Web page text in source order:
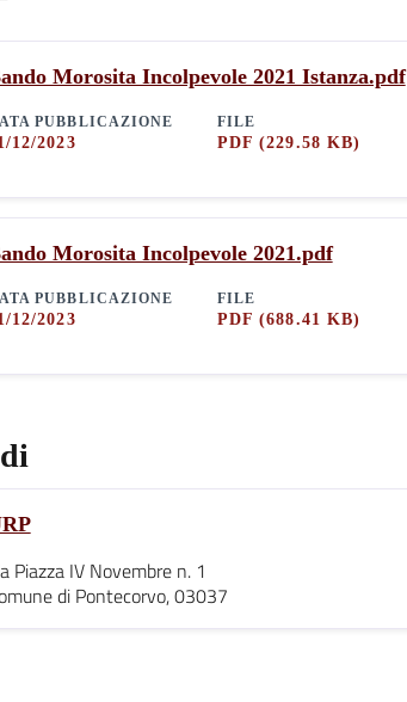
Morosita Incolpevole 2021 Istanza.pdf
PUBBLICAZIONE
12/2023
FILE
PDF(229.58 KB)
Morosita Incolpevole 2021.pdf
PUBBLICAZIONE
12/2023
FILE
PDF(688.41 KB)
Piazza IV Novembre n. 1
di Pontecorvo, 03037